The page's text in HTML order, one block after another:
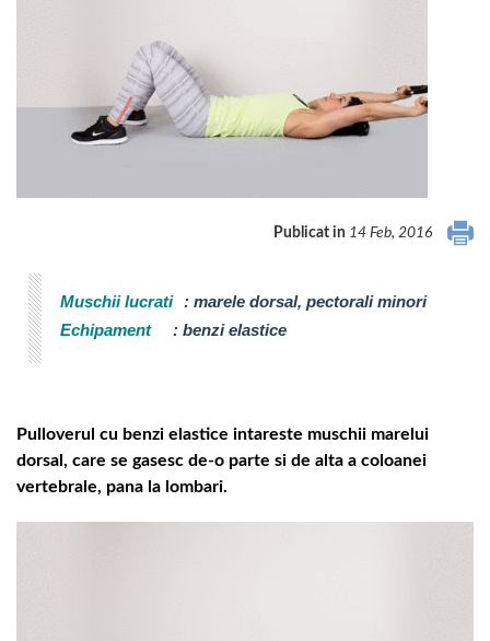
Publicat in 14 Feb, 2016
Muschii lucrati : marele dorsal, pectorali minori
Echipament
: benzi elastice
Pulloverul cu benzi elastice intareste muschii marelui
dorsal, care se gasesc de-o parte si de alta a coloanei
vertebrale, pana la lombari.